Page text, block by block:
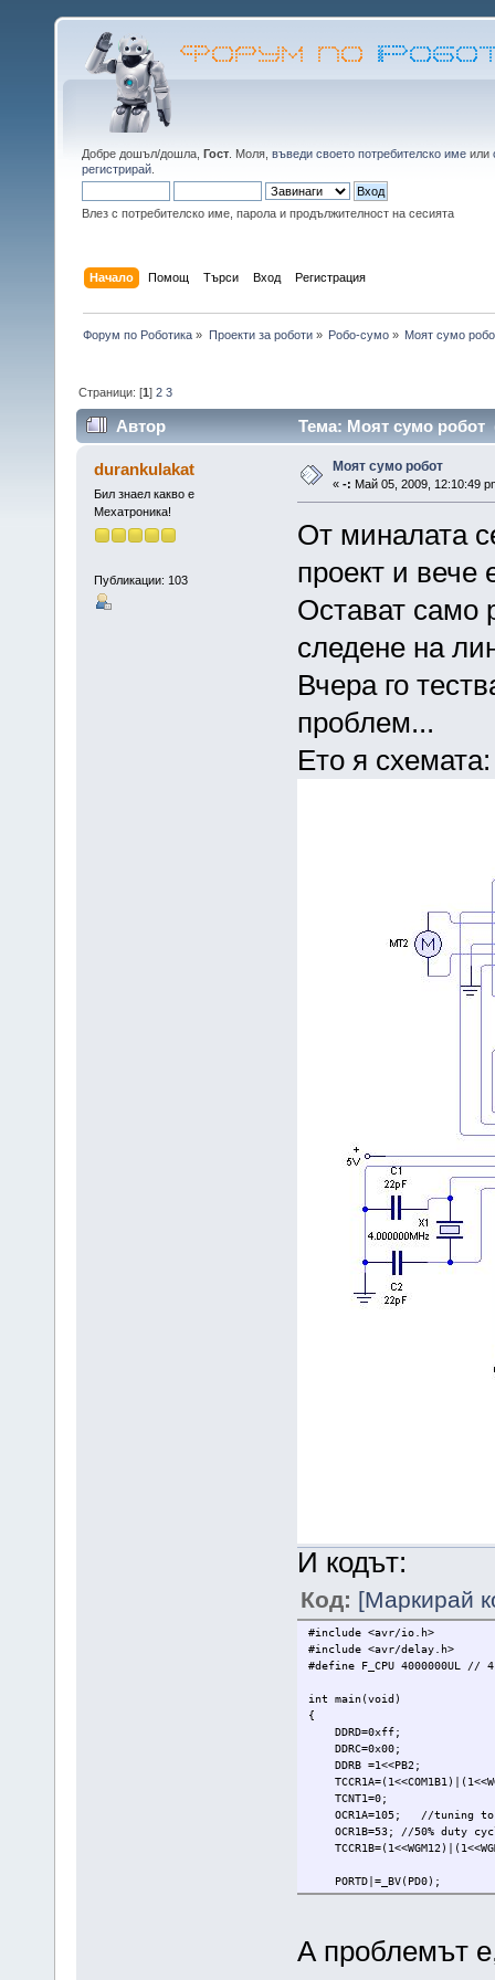
Добре дошъл/дошла, Гост . Моля, въведи своето потребителско име или
регистрирай
Влез с потребителско име, парола и продължителност на сесията
Начало Помощ Търси Вход Регистрация
Форум по Роботика » Проекти за роботи» Робо-сумо» Моят сумо
Страници: [1]2 3
Автор Тема: Моят сумо робот
durankulakat
Бил знаел какво е
Мехатроника!
Публикации: 103
Моят сумо робот
« -: Май 05, 2009, 12:10:49
От миналата
проект и вече
Остават само
следене на
Вчера го
проблем...
Ето я схемата:
И кодът:
Код: [Маркирай
#include <avr/io.h>
#include <avr/delay.h>
#define F_CPU 4000000UL //
int main(void)
{
DDRD=0xff;
DDRC=0x00;
DDRB =1<<PB2;
TCNT1=0;
OCR1A=105; //tuning to
OCR1B=53; //50% duty
PORTD|=_BV(PD0);
PORTD|=_BV(PD3);
{
А проблемът